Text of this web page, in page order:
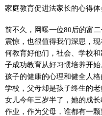
家庭教育促进法家长的心得体
前不久，网曝一位80后的富
震惊，也很值得我们深思，
何教育好他们，社会、学校
子成功教育从好习惯培养开
孩子的健康的心理和健全人
学校，父母却是孩子终生的
女儿今年三岁半了，她的成
作业，作为父母，谁都有一